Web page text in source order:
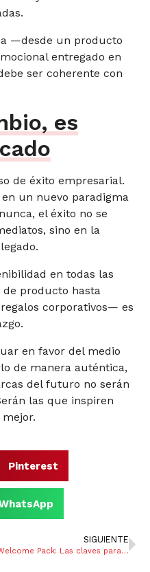
—desde un producto
entregado en
ser coherente con
es
de éxito empresarial.
un nuevo paradigma
el éxito no se
sino en la
en todas las
producto hasta
corporativos— es
en favor del medio
de manera auténtica,
del futuro no serán
las que inspiren
Pinterest
SIGUIENTE
Welcome Pack: Las claves para motivar a tu equipo